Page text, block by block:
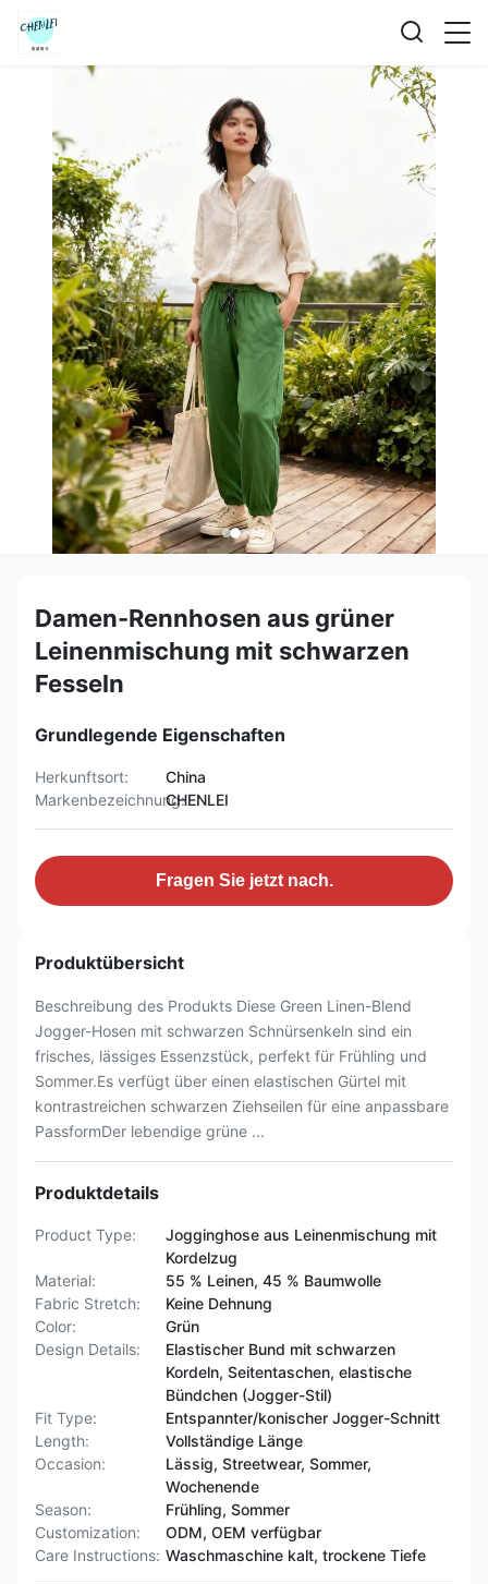
Damen-Rennhosen aus grüner
Leinenmischung mit schwarzen
Fesseln
Grundlegende Eigenschaften
Herkunftsort:
China
Markenbezeichnung:CHENLEI
Fragen Sie jetzt nach.
Produktübersicht
Beschreibung des Produkts Diese Green Linen-Blend
Jogger-Hosen mit schwarzen Schnürsenkeln sind ein
frisches, lässiges Essenzstück, perfekt für Frühling und
Sommer.Es verfügt über einen elastischen Gürtel mit
kontrastreichen schwarzen Ziehseilen für eine anpassbare
PassformDer lebendige grüne ...
Produktdetails
Product Type:
Jogginghose aus Leinenmischung mit
Kordelzug
Material:
55 % Leinen, 45 % Baumwolle
Fabric Stretch:
Keine Dehnung
Color:
Grün
Design Details:
Elastischer Bund mit schwarzen
Kordeln, Seitentaschen, elastische
Bündchen (Jogger-Stil)
Fit Type:
Entspannter/konischer Jogger-Schnitt
Length:
Vollständige Länge
Occasion:
Lässig, Streetwear, Sommer,
Wochenende
Season:
Frühling, Sommer
Customization:
ODM, OEM verfügbar
Care Instructions: Waschmaschine kalt, trockene Tiefe